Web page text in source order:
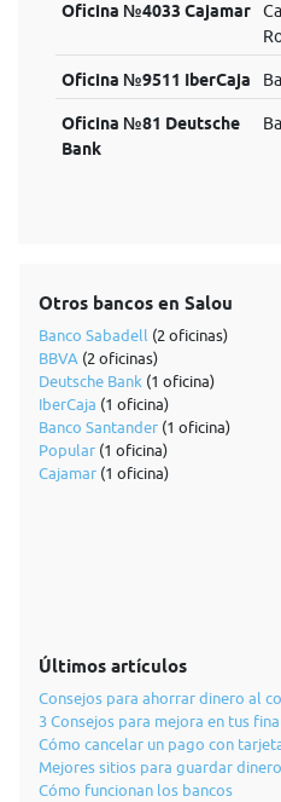
Oficina №4033 Cajamar
Oficina №9511 IberCaja
Oficina №81 Deutsche
Bank
Otros bancos en Salou
Banco Sabadell (2 oficinas)
BBVA (2 oficinas)
Deutsche Bank (1 oficina)
IberCaja (1 oficina)
Banco Santander (1 oficina)
Popular (1 oficina)
Cajamar (1 oficina)
Últimos artículos
Consejos para ahorrar dinero al
3 Consejos para mejora en tus
Cómo cancelar un pago con
Mejores sitios para guardar
Cómo funcionan los bancos